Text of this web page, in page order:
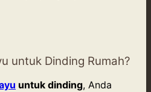
untuk Dinding Rumah?
untuk dinding, Anda